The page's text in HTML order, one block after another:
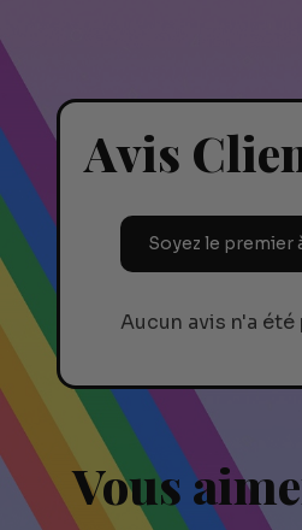
Avis
Soyez le premier
Aucun avis n'a
Vous